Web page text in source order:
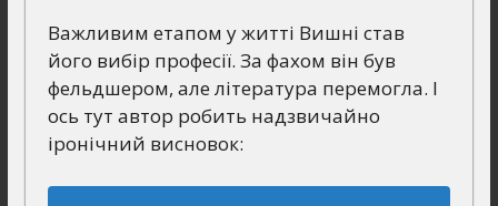
Важливим етапом у житті Вишні став
його вибір професії. За фахом він був
фельдшером, але література перемогла. І
ось тут автор робить надзвичайно
іронічний висновок: